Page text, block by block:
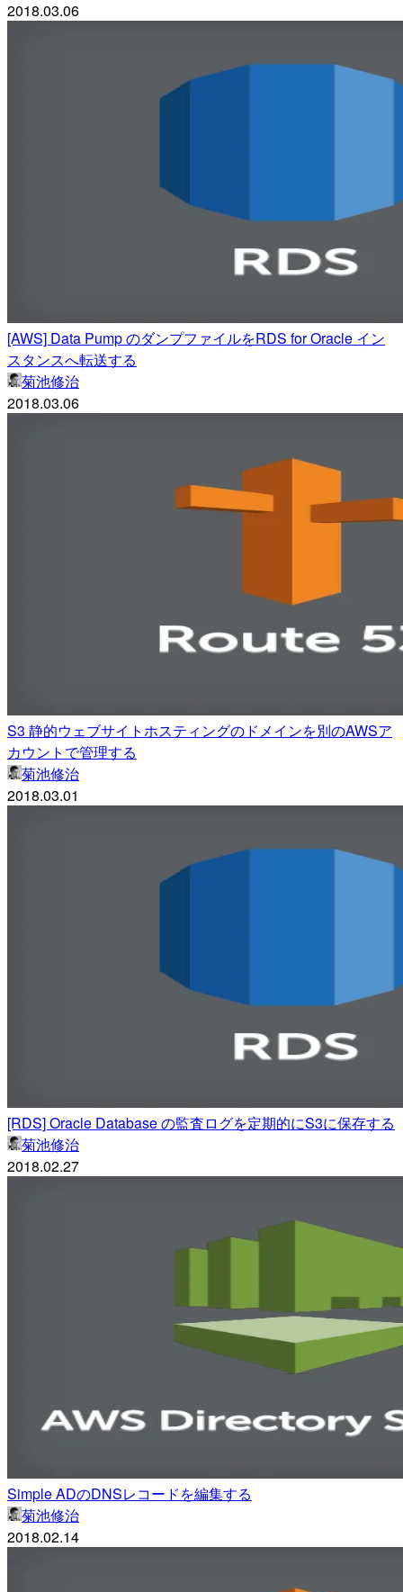
2018.03.06
[AWS] Data Pump のダンプファイルをRDS for Oracle イン
スタンスへ転送する
菊池修治
2018.03.06
S3 静的ウェブサイトホスティングのドメインを別のAWSア
カウントで管理する
菊池修治
2018.03.01
[RDS] Oracle Database の監査ログを定期的にS3に保存する
菊池修治
2018.02.27
Simple ADのDNSレコードを編集する
菊池修治
2018.02.14